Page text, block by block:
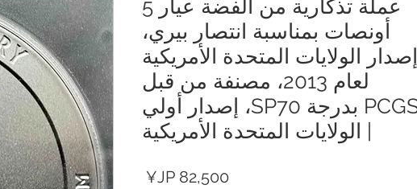
عملة تذكارية من الفضة عيار 5
أونصات بمناسبة انتصار بيري،
إصدار الولايات المتحدة الأمريكية
لعام 2013، مصنفة من قبل
PCGS بدرجة SP70، إصدار أولي
| الولايات المتحدة الأمريكية
السعر